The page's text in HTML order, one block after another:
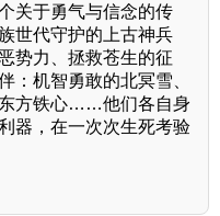
关于勇气与信念的传
世代守护的上古神兵
势力、拯救苍生的征
：机智勇敢的北冥雪、
东方铁心……他们各自身
器，在一次次生死考验